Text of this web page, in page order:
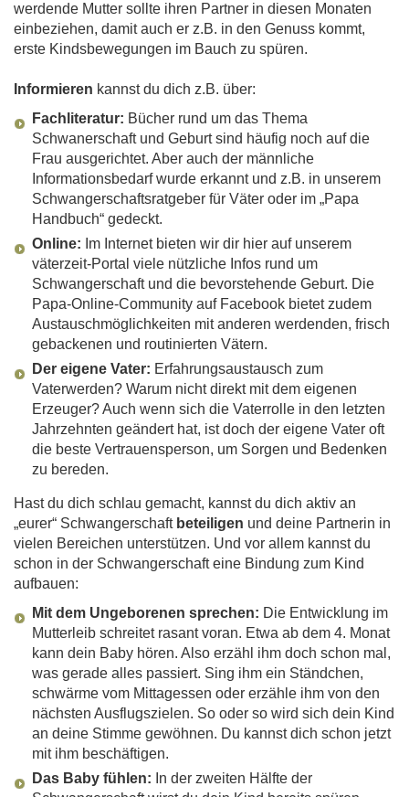
werdende Mutter sollte ihren Partner in diesen Monaten
einbeziehen, damit auch er z.B. in den Genuss kommt,
erste Kindsbewegungen im Bauch zu spüren.
Informieren kannst du dich z.B. über:
Fachliteratur: Bücher rund um das Thema
Schwanerschaft und Geburt sind häufig noch auf die
Frau ausgerichtet. Aber auch der männliche
Informationsbedarf wurde erkannt und z.B. in unserem
Schwangerschaftsratgeber für Väter oder im „Papa
Handbuch“ gedeckt.
Online: Im Internet bieten wir dir hier auf unserem
väterzeit-Portal viele nützliche Infos rund um
Schwangerschaft und die bevorstehende Geburt. Die
Papa-Online-Community auf Facebook bietet zudem
Austauschmöglichkeiten mit anderen werdenden, frisch
gebackenen und routinierten Vätern.
Der eigene Vater: Erfahrungsaustausch zum
Vaterwerden? Warum nicht direkt mit dem eigenen
Erzeuger? Auch wenn sich die Vaterrolle in den letzten
Jahrzehnten geändert hat, ist doch der eigene Vater oft
die beste Vertrauensperson, um Sorgen und Bedenken
zu bereden.
Hast du dich schlau gemacht, kannst du dich aktiv an
„eurer“ Schwangerschaft beteiligen und deine Partnerin in
vielen Bereichen unterstützen. Und vor allem kannst du
schon in der Schwangerschaft eine Bindung zum Kind
aufbauen:
Mit dem Ungeborenen sprechen: Die Entwicklung im
Mutterleib schreitet rasant voran. Etwa ab dem 4. Monat
kann dein Baby hören. Also erzähl ihm doch schon mal,
was gerade alles passiert. Sing ihm ein Ständchen,
schwärme vom Mittagessen oder erzähle ihm von den
nächsten Ausflugszielen. So oder so wird sich dein Kind
an deine Stimme gewöhnen. Du kannst dich schon jetzt
mit ihm beschäftigen.
Das Baby fühlen: In der zweiten Hälfte der